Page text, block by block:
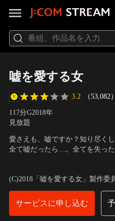
嘘を愛する女
3.2 （53,082）
117分G2018年
見放題
愛さえも、嘘ですか？知り尽く
全て嘘だったら…。全てを失っ
た？』実在する新聞記事に着想
き才能・中江和仁が監督・脚本を
(C)2018「嘘を愛する女」製作委
サービスに申し込む